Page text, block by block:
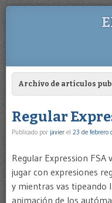
SKIP TO CONTENT
Archivo de artículos
Regular
Publicado por javier el 23 de febrero
Regular Expression FSA
jugar con expresiones
y mientras vas tipeando
animación de los